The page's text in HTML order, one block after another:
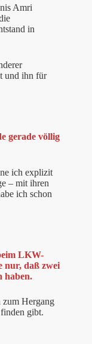
Amri
in
und ihn für
gerade völlig
ich explizit
– mit ihren
ich schon
LKW-
nur, daß zwei
haben.
zum Hergang
gibt.